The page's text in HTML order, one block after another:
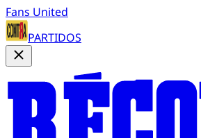
Fans United
PARTIDOS